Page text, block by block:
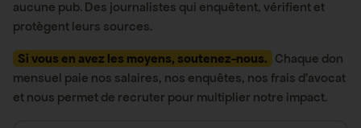
aucune pub. Des journalistes qui enquêtent, vérifient et
protègent leurs sources.
Si vous en avez les moyens, soutenez-nous. Chaque don
mensuel paie nos salaires, nos enquêtes, nos frais d’avocat
et nous permet de recruter pour multiplier notre impact.